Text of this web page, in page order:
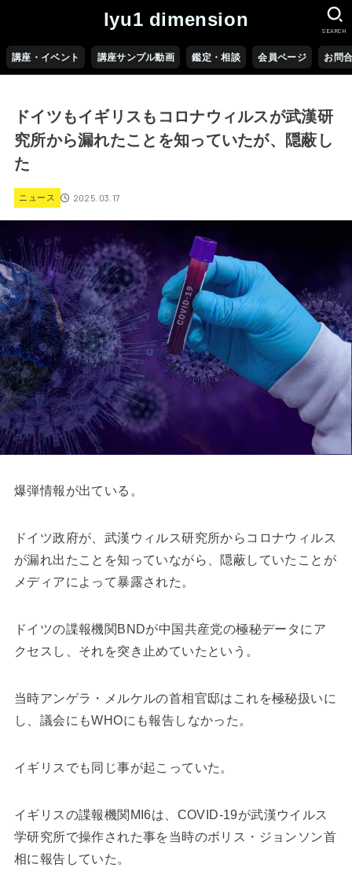
lyu1 dimension
講座・イベント 講座サンプル動画 鑑定・相談 会員ページ お問
SEARCH
ドイツもイギリスもコロナウィルスが武漢研
究所から漏れたことを知っていたが、隠蔽し
た
ニュース 2025.03.17
爆弾情報が出ている。
ドイツ政府が、武漢ウィルス研究所からコロナウィルス
が漏れ出たことを知っていながら、隠蔽していたことが
メディアによって暴露された。
ドイツの諜報機関BNDが中国共産党の極秘データにア
クセスし、それを突き止めていたという。
当時アンゲラ・メルケルの首相官邸はこれを極秘扱いに
し、議会にもWHOにも報告しなかった。
イギリスでも同じ事が起こっていた。
イギリスの諜報機関MI6は、COVID-19が武漢ウイルス
学研究所で操作された事を当時のボリス・ジョンソン首
相に報告していた。